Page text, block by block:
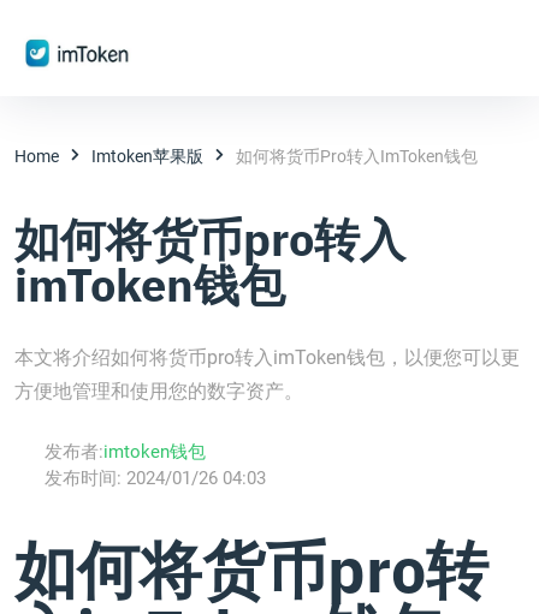
Home Imtoken苹果版 如何将货币pro转入imToken钱包
如何将货币pro转入
imToken钱包
本文将介绍如何将货币pro转入imToken钱包，以便您可以更
方便地管理和使用您的数字资产。
发布者:imtoken钱包
发布时间: 2024/01/26 04:03
如何将货币pro转